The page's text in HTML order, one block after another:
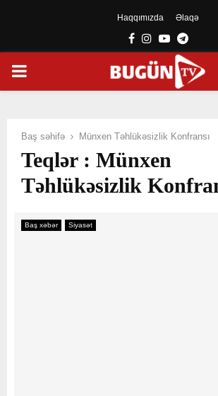
Haqqımızda Əlaqə
Facebook
Instagram
Youtube
PRIMARY
Baş səhifə Münxen Təhlükəsizlik Konfransı
Teqlər : Münxen
Təhlükəsizlik
Baş xəbər Siyasət